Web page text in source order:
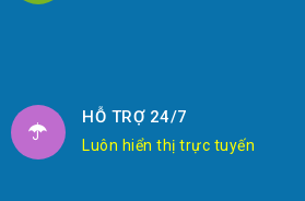
HỖ TRỢ 24/7
Luôn hiển thị trực tuyến